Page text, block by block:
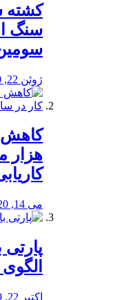
سنگ
ژوئن 22, 2020
هزار
می 14, 2020
اکتبر 22, 2019